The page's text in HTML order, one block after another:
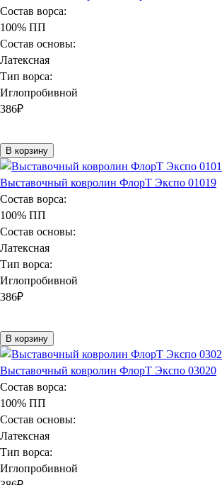
Состав ворса:
100% ПП
Состав основы:
Латексная
Тип ворса:
Иглопробивной
386₽
В корзину
Выставочный ковролин ФлорТ Экспо 01019
Состав ворса:
100% ПП
Состав основы:
Латексная
Тип ворса:
Иглопробивной
386₽
В корзину
Выставочный ковролин ФлорТ Экспо 03020
Состав ворса:
100% ПП
Состав основы:
Латексная
Тип ворса:
Иглопробивной